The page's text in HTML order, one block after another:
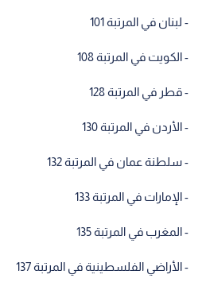
- لبنان في المرتبة 101
- الكويت في المرتبة 108
- قطر في المرتبة 128
- الأردن في المرتبة 130
- سلطنة عمان في المرتبة 132
- الإمارات في المرتبة 133
- المغرب في المرتبة 135
- الأراضي الفلسطينية في المرتبة 137